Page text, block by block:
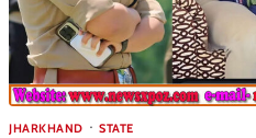
JHARKHAND STATE